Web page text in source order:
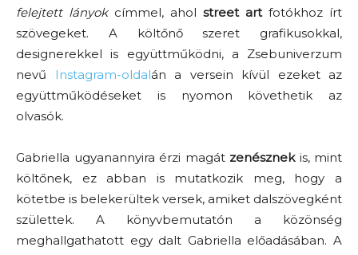
felejtett lányokcímmel, ahol street artfotókhoz írt
szövegeket. A költőnő szeret grafikusokkal,
designerekkel is együttműködni, a Zsebuniverzum
nevű
Instagram-oldalán a versein kívül ezeket az
együttműködéseket is nyomon követhetik az
olvasók.
Gabriella ugyanannyira érzi magát zenésznekis, mint
költőnek, ez abban is mutatkozik meg, hogy a
kötetbe is belekerültek versek, amiket dalszövegként
születtek. A könyvbemutatón a közönség
meghallgathatott egy dalt Gabriella előadásában. A